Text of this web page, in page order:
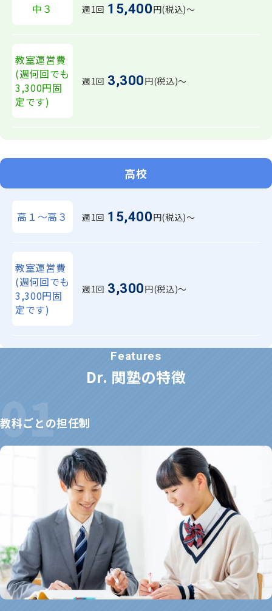
中３ 週1回 15,400円(税込)〜
教室運営費
(週何回でも
3,300円固
定です)
週1回 3,300円(税込)〜
高校
高１～高３ 週1回 15,400円(税込)〜
教室運営費
(週何回でも
3,300円固
定です)
週1回 3,300円(税込)〜
Dr. 関塾の特徴
教科ごとの担任制